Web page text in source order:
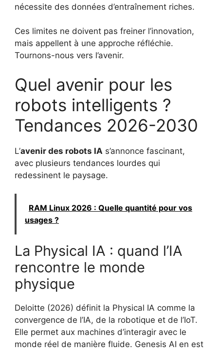
nécessite des données d’entraînement riches.
Ces limites ne doivent pas freiner l’innovation,
mais appellent à une approche réfléchie.
Tournons-nous vers l’avenir.
Quel avenir pour les
robots intelligents ?
Tendances 2026-2030
L’avenir des robots IA s’annonce fascinant,
avec plusieurs tendances lourdes qui
redessinent le paysage.
RAM Linux 2026 : Quelle quantité pour vos
usages ?
La Physical IA : quand l’IA
rencontre le monde
physique
Deloitte (2026) définit la Physical IA comme la
convergence de l’IA, de la robotique et de l’IoT.
Elle permet aux machines d’interagir avec le
monde réel de manière fluide. Genesis AI en est